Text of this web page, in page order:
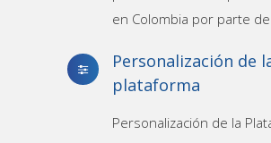
en Colombia por parte de
Personalización de
plataforma
Personalización de la